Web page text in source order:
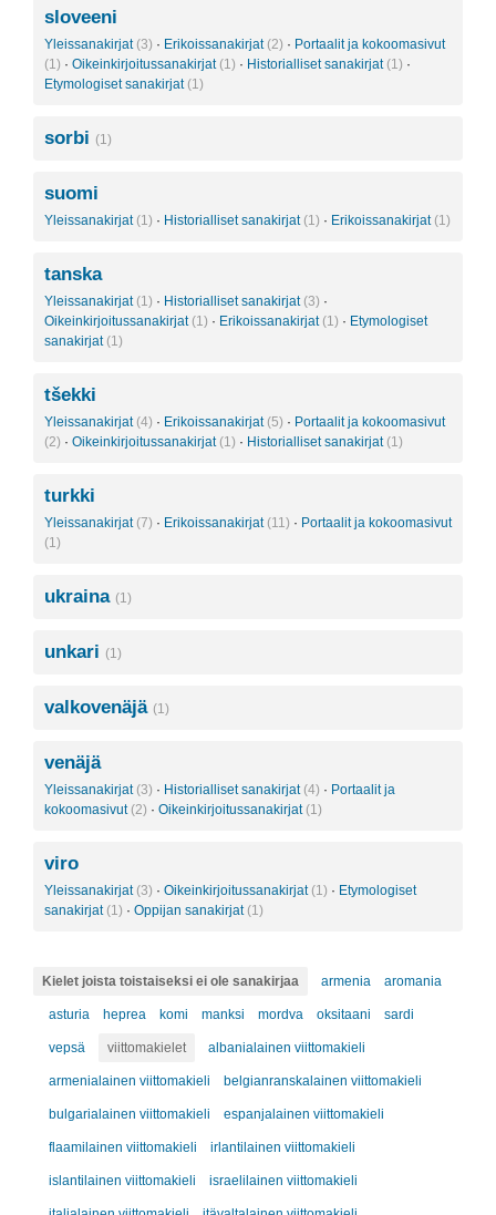
sloveeni
Yleissanakirjat (3) · Erikoissanakirjat (2) · Portaalit ja kokoomasivut
(1) · Oikeinkirjoitussanakirjat (1) · Historialliset sanakirjat (1) ·
Etymologiset sanakirjat (1)
sorbi (1)
suomi
Yleissanakirjat (1) · Historialliset sanakirjat (1) · Erikoissanakirjat (1)
tanska
Yleissanakirjat (1) · Historialliset sanakirjat (3) ·
Oikeinkirjoitussanakirjat (1) · Erikoissanakirjat (1) · Etymologiset
sanakirjat (1)
tšekki
Yleissanakirjat (4) · Erikoissanakirjat (5) · Portaalit ja kokoomasivut
(2) · Oikeinkirjoitussanakirjat (1) · Historialliset sanakirjat (1)
turkki
Yleissanakirjat (7) · Erikoissanakirjat (11) · Portaalit ja kokoomasivut
(1)
ukraina (1)
unkari (1)
valkovenäjä (1)
venäjä
Yleissanakirjat (3) · Historialliset sanakirjat (4) · Portaalit ja
kokoomasivut (2) · Oikeinkirjoitussanakirjat (1)
viro
Yleissanakirjat (3) · Oikeinkirjoitussanakirjat (1) · Etymologiset
sanakirjat (1) · Oppijan sanakirjat (1)
Kielet joista toistaiseksi ei ole sanakirjaa armenia aromania
asturia heprea komi manksi mordva oksitaani sardi
vepsä viittomakielet albanialainen viittomakieli
armenialainen viittomakieli belgianranskalainen viittomakieli
bulgarialainen viittomakieli espanjalainen viittomakieli
flaamilainen viittomakieli irlantilainen viittomakieli
islantilainen viittomakieli israelilainen viittomakieli